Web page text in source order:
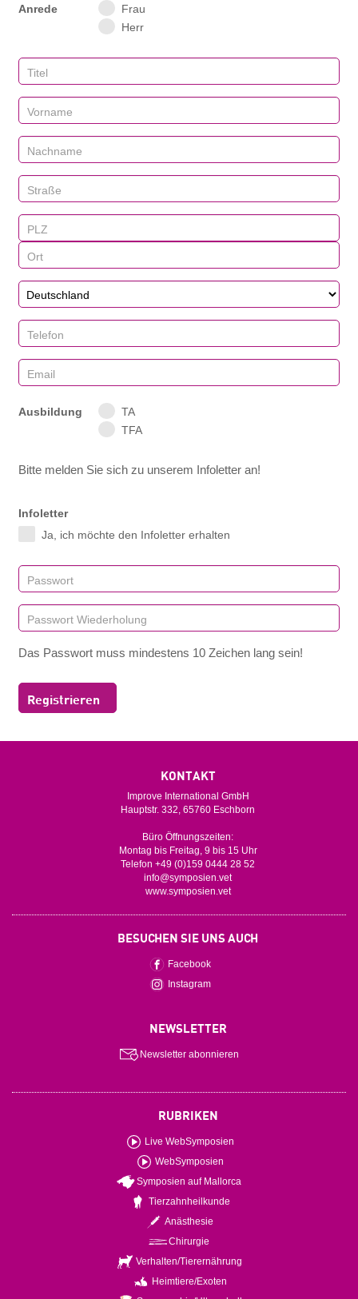
Anrede
Frau
Herr
Ausbildung
TA
TFA
Bitte melden Sie sich zu unserem Infoletter an!
Infoletter
Ja, ich möchte den Infoletter erhalten
Das Passwort muss mindestens 10 Zeichen lang sein!
Registrieren
KONTAKT
Improve International GmbH
Hauptstr. 332, 65760 Eschborn
Büro Öffnungszeiten:
Montag bis Freitag, 9 bis 15 Uhr
Telefon +49 (0)159 0444 28 52
info@symposien.vet
www.symposien.vet
BESUCHEN SIE UNS AUCH
Facebook
Instagram
NEWSLETTER
Newsletter abonnieren
RUBRIKEN
Live WebSymposien
WebSymposien
Symposien auf Mallorca
Tierzahnheilkunde
Anästhesie
Chirurgie
Verhalten/Tierernährung
Heimtiere/Exoten